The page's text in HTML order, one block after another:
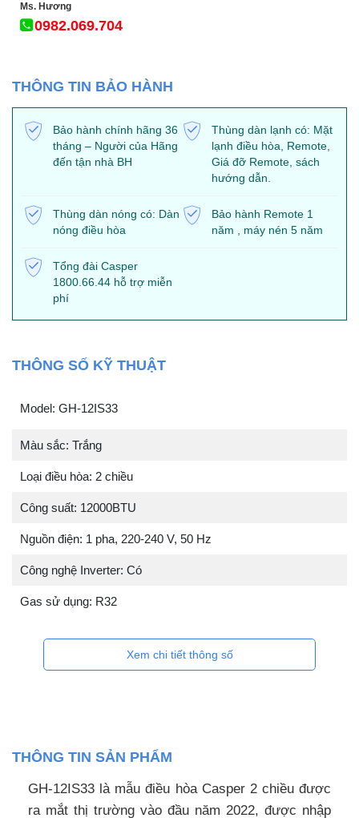
Ms. Hương
0982.069.704
THÔNG TIN BẢO HÀNH
Bảo hành chính hãng 36
tháng – Người của Hãng
đến tận nhà BH
Thùng dàn lạnh có: Mặt
lạnh điều hòa, Remote,
Giá đỡ Remote, sách
hướng dẫn.
Thùng dàn nóng có: Dàn
nóng điều hòa
Bảo hành Remote 1
năm , máy nén 5 năm
Tổng đài Casper
1800.66.44 hỗ trợ miễn
phí
THÔNG SỐ KỸ THUẬT
Model: GH-12IS33
Màu sắc: Trắng
Loại điều hòa: 2 chiều
Công suất: 12000BTU
Nguồn điện: 1 pha, 220-240 V, 50 Hz
Công nghệ Inverter: Có
Gas sử dụng: R32
Xem chi tiết thông số
THÔNG TIN SẢN PHẨM
GH-12IS33 là mẫu điều hòa Casper 2 chiều được
ra mắt thị trường vào đầu năm 2022, được nhập